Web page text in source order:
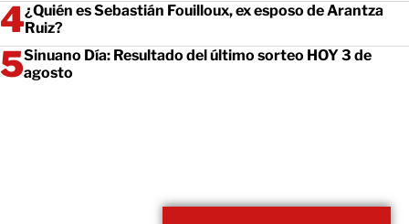
¿Quién es Sebastián Fouilloux, ex esposo de Arantza
Ruiz?
Sinuano Día: Resultado del último sorteo HOY 3 de
agosto